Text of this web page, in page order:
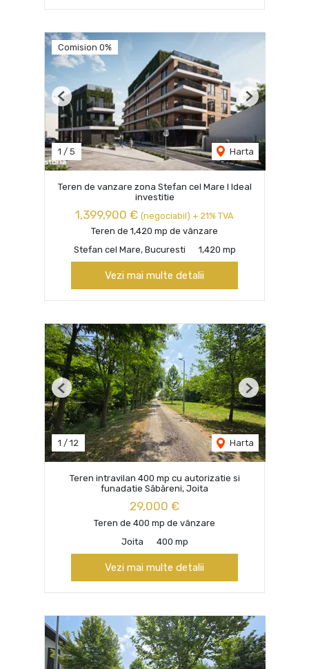
Comision 0%
1 / 5 Harta
Previous Next
Teren de vanzare zona Stefan cel Mare I Ideal
investitie
1,399,900 € (negociabil) + 21% TVA
Teren de 1,420 mp de vânzare
Stefan cel Mare, Bucuresti
1,420 mp
Vezi mai multe detalii
1 / 12 Harta
Previous Next
Teren intravilan 400 mp cu autorizatie si
funadatie Săbăreni, Joita
29,000 €
Teren de 400 mp de vânzare
Joita
400 mp
Vezi mai multe detalii